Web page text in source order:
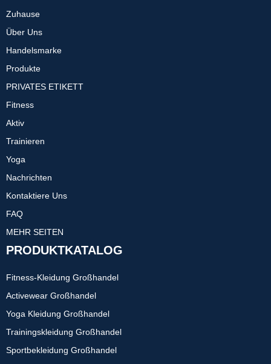
Zuhause
Über Uns
Handelsmarke
Produkte
PRIVATES ETIKETT
Fitness
Aktiv
Trainieren
Yoga
Nachrichten
Kontaktiere Uns
FAQ
MEHR SEITEN
PRODUKTKATALOG
Fitness-Kleidung Großhandel
Activewear Großhandel
Yoga Kleidung Großhandel
Trainingskleidung Großhandel
Sportbekleidung Großhandel